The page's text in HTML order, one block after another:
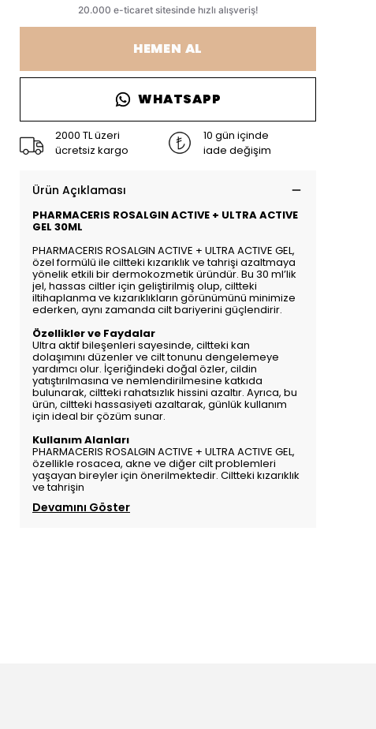
HEMEN AL
WHATSAPP
2000 TL üzeri
ücretsiz kargo
10 gün içinde
iade değişim
Ürün Açıklaması
PHARMACERIS ROSALGIN ACTIVE + ULTRA ACTIVE
GEL 30ML
PHARMACERIS ROSALGIN ACTIVE + ULTRA ACTIVE GEL,
özel formülü ile ciltteki kızarıklık ve tahrişi azaltmaya
yönelik etkili bir dermokozmetik üründür. Bu 30 ml’lik
jel, hassas ciltler için geliştirilmiş olup, ciltteki
iltihaplanma ve kızarıklıkların görünümünü minimize
ederken, aynı zamanda cilt bariyerini güçlendirir.
Özellikler ve Faydalar
Ultra aktif bileşenleri sayesinde, ciltteki kan
dolaşımını düzenler ve cilt tonunu dengelemeye
yardımcı olur. İçeriğindeki doğal özler, cildin
yatıştırılmasına ve nemlendirilmesine katkıda
bulunarak, ciltteki rahatsızlık hissini azaltır. Ayrıca, bu
ürün, ciltteki hassasiyeti azaltarak, günlük kullanım
için ideal bir çözüm sunar.
Kullanım Alanları
PHARMACERIS ROSALGIN ACTIVE + ULTRA ACTIVE GEL,
özellikle rosacea, akne ve diğer cilt problemleri
yaşayan bireyler için önerilmektedir. Ciltteki kızarıklık
ve tahrişin
Devamını Göster